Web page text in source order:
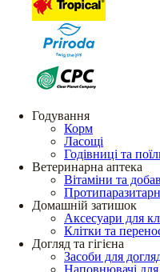
Годування
Корм
Ласощі
Годівниці та
Ветеринарна аптека
Вітаміни та
Домашній затишок
Аксесуари для
Клітки та
Догляд та гігієна
Засоби для
Наповнювачі для